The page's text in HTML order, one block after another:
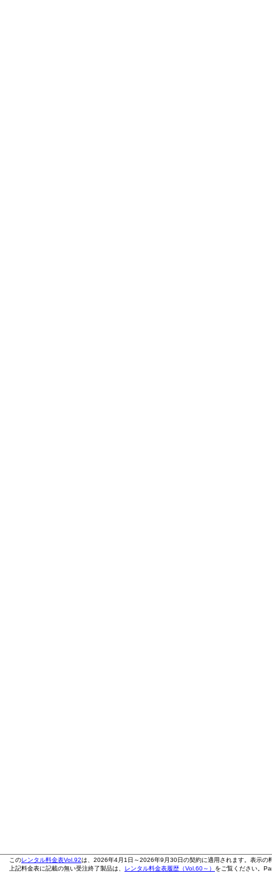
このレンタル料金表Vol.92は、2026年4月1日～2026年9月30日の契約に適用されます。表示
上記料金表に記載の無い受注終了製品は、 レンタル料金表履歴（Vol.60～） をご覧ください。